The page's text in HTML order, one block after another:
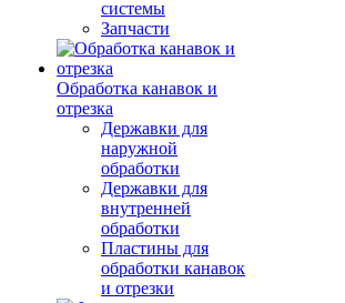
системы
Запчасти
Обработка канавок и
отрезка
Державки для
наружной
обработки
Державки для
внутренней
обработки
Пластины для
обработки канавок
и отрезки